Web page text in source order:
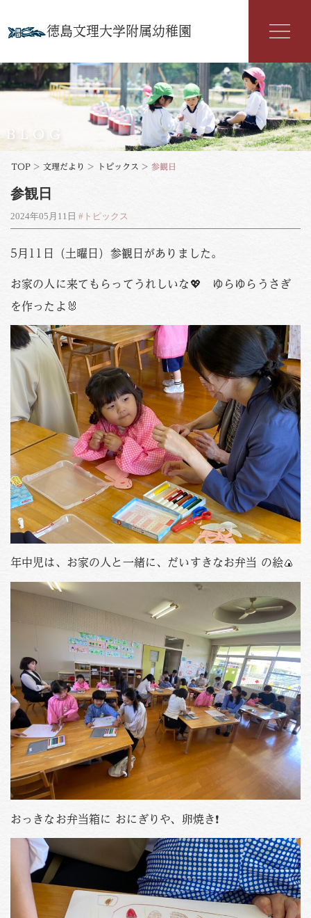
徳島文理大学附属幼稚園
幼稚園紹介
入園案内
よくある質問
PHOTO
資料請求
お問い合わせはこちら
Tel. 088-653-4941
受付時間
月〜金 / 9:00-18:00
土 / 9:00-12:00
BLOG
TOP > 文理だより > トピックス > 参観日
参観日
2024年05月11日 #トピックス
5月11日（土曜日）参観日がありました。
お家の人に来てもらってうれしいな💖 ゆらゆらうさぎ
を作ったよ🐰
年中児は、お家の人と一緒に、だいすきなお弁当 の絵🍙
おっきなお弁当箱に おにぎりや、卵焼き❗